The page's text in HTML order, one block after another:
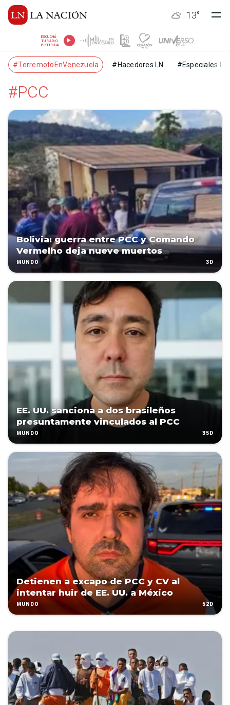
13°
ESCUCHÁ
TU RADIO
PREFERIDA
#TerremotoEnVenezuela #Hacedores LN #Especiales LN
#PCC
Bolivia: guerra entre PCC y Comando
Vermelho deja nueve muertos
MUNDO 3D
EE. UU. sanciona a dos brasileños
presuntamente vinculados al PCC
MUNDO 35D
Detienen a excapo de PCC y CV al
intentar huir de EE. UU. a México
MUNDO 52D